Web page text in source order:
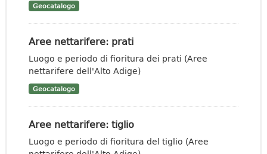
Geocatalogo
Aree nettarifere: prati
Luogo e periodo di fioritura dei prati (Aree
nettarifere dell'Alto Adige)
Geocatalogo
Aree nettarifere: tiglio
Luogo e periodo di fioritura del tiglio (Aree